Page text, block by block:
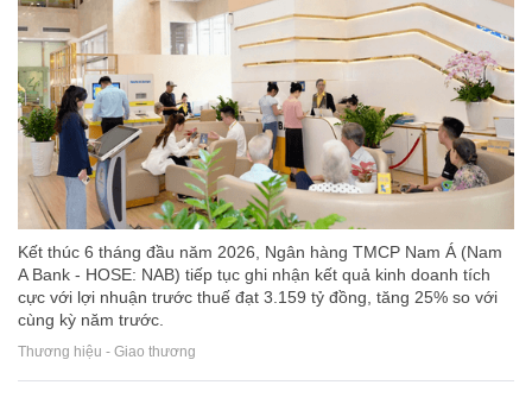
Kết thúc 6 tháng đầu năm 2026, Ngân hàng TMCP Nam Á (Nam
A Bank - HOSE: NAB) tiếp tục ghi nhận kết quả kinh doanh tích
cực với lợi nhuận trước thuế đạt 3.159 tỷ đồng, tăng 25% so với
cùng kỳ năm trước.
Thương hiệu - Giao thương